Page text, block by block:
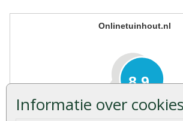
Informatie over cookies
Onlinetuinhout.nl
8.9